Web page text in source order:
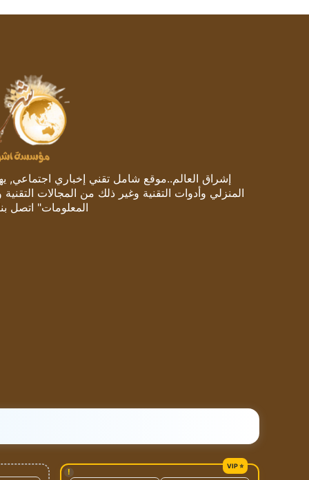
إشراق العالم..موقع شامل تقني إخباري اجتماعي,
المنزلي وأدوات التقنية وغير ذلك من المجالات
المعلومات" اتصل
!